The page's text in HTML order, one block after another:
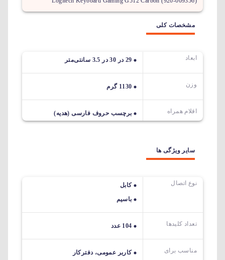
مشخصات کلی
ابعاد 29 در 30 در 3.5 سانتی‌متر
وزن 1130 گرم
اقلام همراه برچسب حروف فارسی (هدیه)
سایر ویژگی ها
نوع اتصال
کابل
باسیم
تعداد کلیدها 104 عدد
مناسب برای
کاربر عمومی، دفترکار